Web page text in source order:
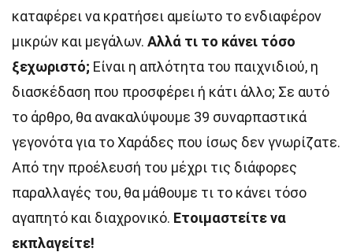
καταφέρει να κρατήσει αμείωτο το ενδιαφέρον
μικρών και μεγάλων. Αλλά τι το κάνει τόσο
ξεχωριστό; Είναι η απλότητα του παιχνιδιού, η
διασκέδαση που προσφέρει ή κάτι άλλο; Σε αυτό
το άρθρο, θα ανακαλύψουμε 39 συναρπαστικά
γεγονότα για το Χαράδες που ίσως δεν γνωρίζατε.
Από την προέλευσή του μέχρι τις διάφορες
παραλλαγές του, θα μάθουμε τι το κάνει τόσο
αγαπητό και διαχρονικό. Ετοιμαστείτε να
εκπλαγείτε!